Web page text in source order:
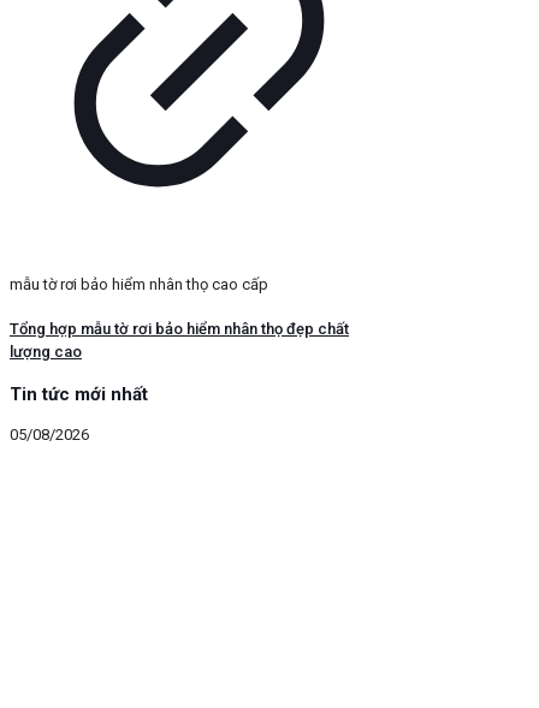
mẫu tờ rơi bảo hiểm nhân thọ cao cấp
Tổng hợp mẫu tờ rơi bảo hiểm nhân thọ đẹp chất
lượng cao
Tin tức mới nhất
05/08/2026